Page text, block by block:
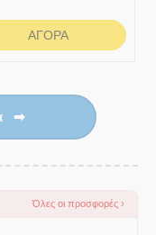
ΑΓΟΡΆ
➡
Όλες οι προσφορές ›